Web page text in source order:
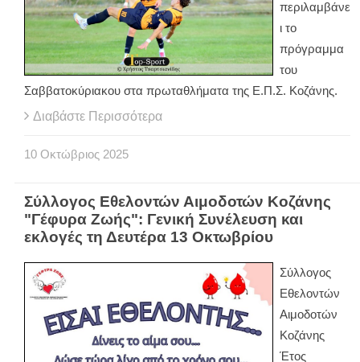
περιλαμβάνε
ι το
πρόγραμμα
του
Σαββατοκύριακου στα πρωταθλήματα της Ε.Π.Σ. Κοζάνης.
Διαβάστε Περισσότερα
10 Οκτώβριος 2025
Σύλλογος Εθελοντών Αιμοδοτών Κοζάνης
"Γέφυρα Ζωής": Γενική Συνέλευση και
εκλογές τη Δευτέρα 13 Οκτωβρίου
Σύλλογος
Εθελοντών
Αιμοδοτών
Κοζάνης
Έτος